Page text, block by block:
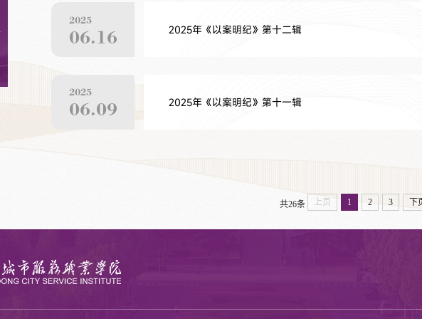
2025
06.16 2025年《以案明纪》第十二辑
2025
06.09 2025年《以案明纪》第十一辑
共26条 上页 1 2 3 下